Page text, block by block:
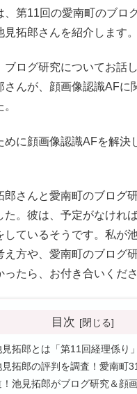
、第11回の愛南町のブロ
見拓郎さんを紹介します。
ブログ研究についてお話
さんが、顔画像認識AFに
めに顔画像認識AFを解決
郎さんと愛南町のブログ
た。彼は、予定がなけれ
しているそうです。私が
え方や、愛南町のブログ
ったら、お付き合いくださ
目次
拓郎とは「第11回経理係り」
拓郎の評判を調査！愛南町
池見拓郎がブログ研究＆顔